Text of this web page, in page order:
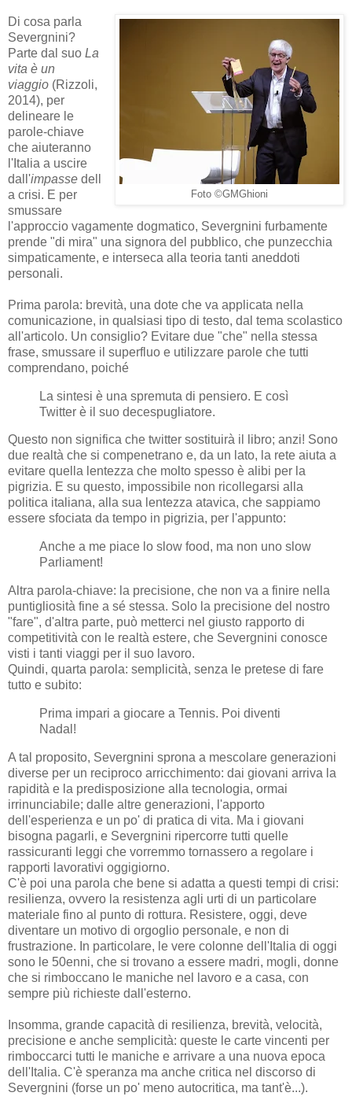
Foto ©GMGhioni
Di cosa parla
Severgnini?
Parte dal suo La
vita è un
viaggio (Rizzoli,
2014), per
delineare le
parole-chiave
che aiuteranno
l'Italia a uscire
dall'impasse dell
a crisi. E per
smussare
l'approccio vagamente dogmatico, Severgnini furbamente
prende "di mira" una signora del pubblico, che punzecchia
simpaticamente, e interseca alla teoria tanti aneddoti
personali.
Prima parola: brevità, una dote che va applicata nella
comunicazione, in qualsiasi tipo di testo, dal tema scolastico
all'articolo. Un consiglio? Evitare due "che" nella stessa
frase, smussare il superfluo e utilizzare parole che tutti
comprendano, poiché
La sintesi è una spremuta di pensiero. E così
Twitter è il suo decespugliatore.
Questo non significa che twitter sostituirà il libro; anzi! Sono
due realtà che si compenetrano e, da un lato, la rete aiuta a
evitare quella lentezza che molto spesso è alibi per la
pigrizia. E su questo, impossibile non ricollegarsi alla
politica italiana, alla sua lentezza atavica, che sappiamo
essere sfociata da tempo in pigrizia, per l'appunto:
Anche a me piace lo slow food, ma non uno slow
Parliament!
Altra parola-chiave: la precisione, che non va a finire nella
puntigliosità fine a sé stessa. Solo la precisione del nostro
"fare", d'altra parte, può metterci nel giusto rapporto di
competitività con le realtà estere, che Severgnini conosce
visti i tanti viaggi per il suo lavoro.
Quindi, quarta parola: semplicità, senza le pretese di fare
tutto e subito:
Prima impari a giocare a Tennis. Poi diventi
Nadal!
A tal proposito, Severgnini sprona a mescolare generazioni
diverse per un reciproco arricchimento: dai giovani arriva la
rapidità e la predisposizione alla tecnologia, ormai
irrinunciabile; dalle altre generazioni, l'apporto
dell'esperienza e un po' di pratica di vita. Ma i giovani
bisogna pagarli, e Severgnini ripercorre tutti quelle
rassicuranti leggi che vorremmo tornassero a regolare i
rapporti lavorativi oggigiorno.
C'è poi una parola che bene si adatta a questi tempi di crisi:
resilienza, ovvero la resistenza agli urti di un particolare
materiale fino al punto di rottura. Resistere, oggi, deve
diventare un motivo di orgoglio personale, e non di
frustrazione. In particolare, le vere colonne dell'Italia di oggi
sono le 50enni, che si trovano a essere madri, mogli, donne
che si rimboccano le maniche nel lavoro e a casa, con
sempre più richieste dall'esterno.
Insomma, grande capacità di resilienza, brevità, velocità,
precisione e anche semplicità: queste le carte vincenti per
rimboccarci tutti le maniche e arrivare a una nuova epoca
dell'Italia. C'è speranza ma anche critica nel discorso di
Severgnini (forse un po' meno autocritica, ma tant'è...).